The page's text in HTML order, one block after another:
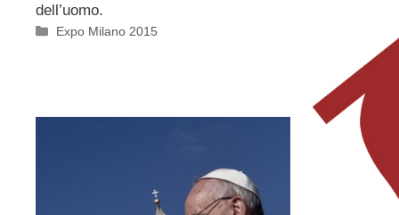
dell’uomo.
Categorie
Expo Milano 2015